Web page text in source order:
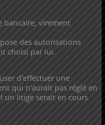
bancaire, virement
des autorisations
choisi par lui.
d'effectuer une
qui n'aurait pas réglé en
un litige serait en cours